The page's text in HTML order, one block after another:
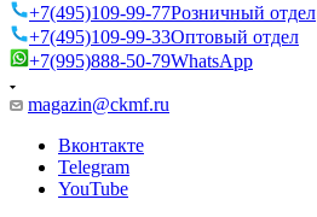
+7(495)109-99-77Розничный отдел
+7(495)109-99-33Оптовый отдел
+7(995)888-50-79WhatsApp
magazin@ckmf.ru
Вконтакте
Telegram
YouTube